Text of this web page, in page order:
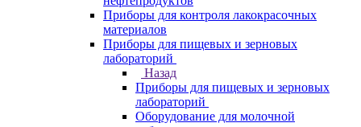
Приборы для контроля лакокрасочных
материалов
Приборы для пищевых и зерновых
лабораторий
Назад
Приборы для пищевых и зерновых
лабораторий
Оборудование для молочной